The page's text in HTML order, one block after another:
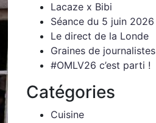
Lacaze x Bibi
Séance du 5 juin 2026
Le direct de la Londe
Graines de journalistes
#OMLV26 c’est parti !
Catégories
Cuisine